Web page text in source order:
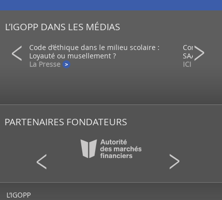
L’IGOPP DANS LES MÉDIAS
d’un
Code d’éthique dans le milieu scolaire :
Loyauté ou musellement ?
La Presse
Comment
SAAQ?
ICI - Radio-
PARTENAIRES FONDATEURS
L’IGOPP